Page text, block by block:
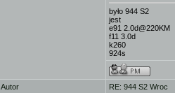
było 944 S2
jest
e91 2.0d@220KM
f11 3.0d
k260
924s
Autor
RE: 944 S2 Wroc